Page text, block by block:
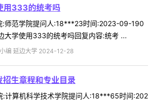
用333的统考吗
:师范学院提问人:18***23时间:2023-09-190
大学使用333的统考吗回复内容:统考 ...
编 延边大学 2024-12-28
生章程和专业目录
:计算机科学技术学院提问人:18***65时间:202